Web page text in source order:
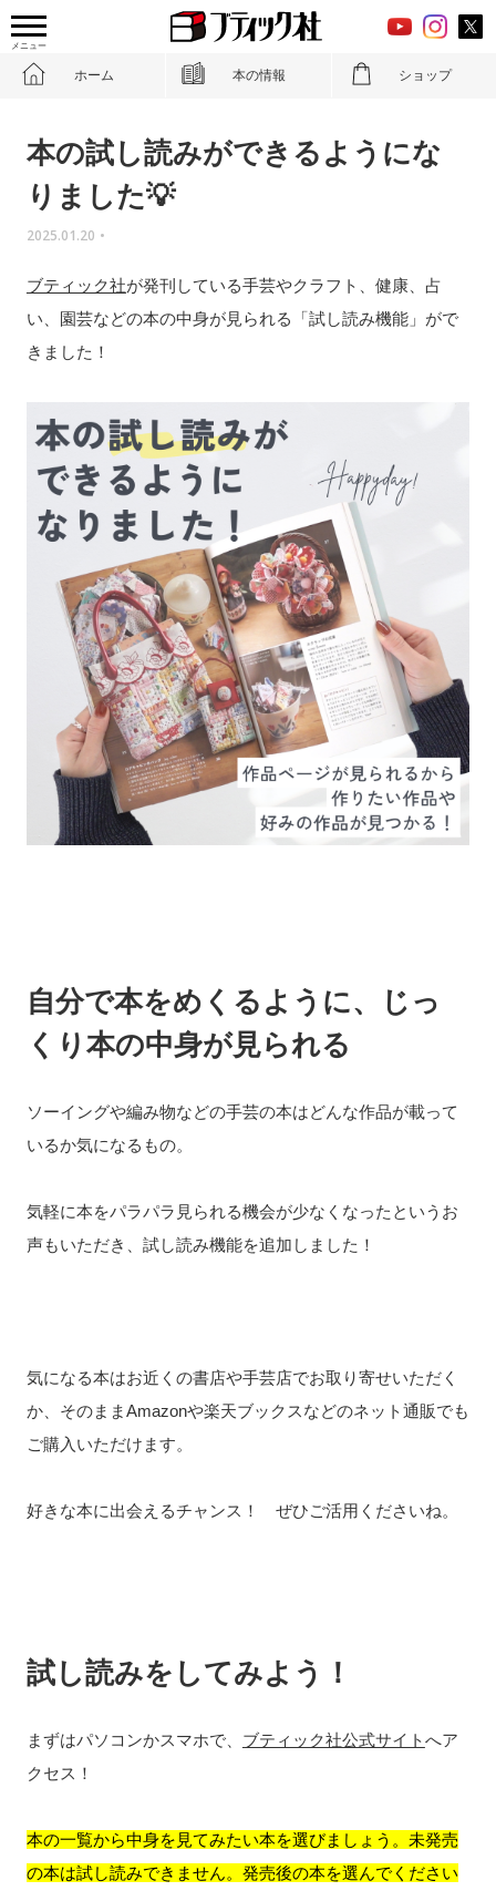
メニュー
ホーム 本の情報 ショップ
本の試し読みができるようにな
りました💡
2025.01.20 •
ブティック社が発刊している手芸やクラフト、健康、占
い、園芸などの本の中身が見られる「試し読み機能」がで
きました！
自分で本をめくるように、じっ
くり本の中身が見られる
ソーイングや編み物などの手芸の本はどんな作品が載って
いるか気になるもの。
気軽に本をパラパラ見られる機会が少なくなったというお
声もいただき、試し読み機能を追加しました！
気になる本はお近くの書店や手芸店でお取り寄せいただく
か、そのままAmazonや楽天ブックスなどのネット通販でも
ご購入いただけます。
好きな本に出会えるチャンス！ ぜひご活用くださいね。
試し読みをしてみよう！
まずはパソコンかスマホで、 ブティック社公式サイトへア
クセス！
本の一覧から中身を見てみたい本を選びましょう。未発売
の本は試し読みできません。発売後の本を選んでください